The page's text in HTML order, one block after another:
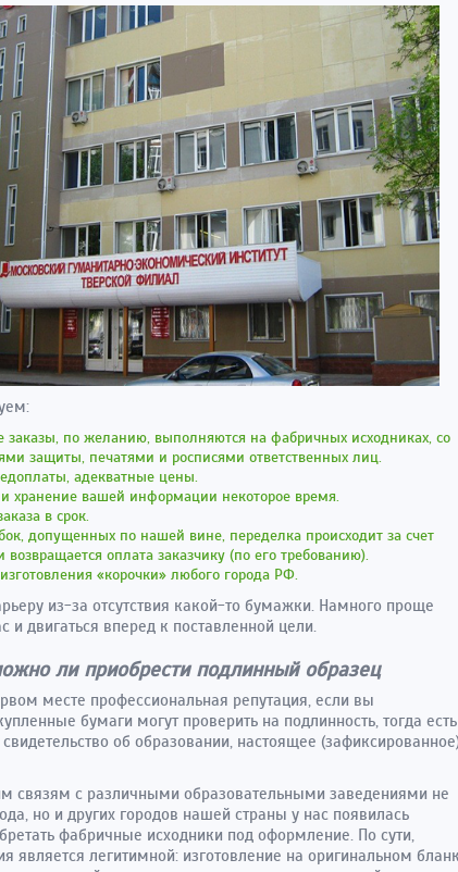
заказы, по желанию, выполняются на фабричных исходниках, со
защиты, печатями и росписями ответственных лиц.
адекватные цены.
хранение вашей информации некоторое время.
в срок.
допущенных по нашей вине, переделка происходит за счет
оплата заказчику (по его требованию).
«корочки» любого города РФ.
из-за отсутствия какой-то бумажки. Намного проще
и двигаться вперед к поставленной цели.
ли приобрести подлинный образец
месте профессиональная репутация, если вы
бумаги могут проверить на подлинность, тогда есть
об образовании, настоящее
связям с различными образовательными заведениями не
но и других городов нашей страны у нас появилась
фабричные исходники под оформление. По сути,
является легитимной: изготовление на оригинальном